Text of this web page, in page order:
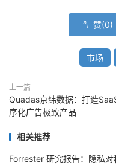
 赞(0)
市场
上一篇
Quadas京纬数据：打造
序化广告极致产品
相关推荐
Forrester 研究报告：隐私